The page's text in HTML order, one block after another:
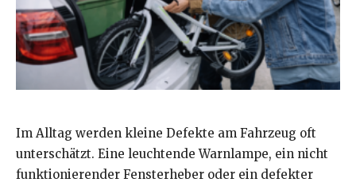
Im Alltag werden kleine Defekte am Fahrzeug oft
unterschätzt. Eine leuchtende Warnlampe, ein nicht
funktionierender Fensterheber oder ein defekter